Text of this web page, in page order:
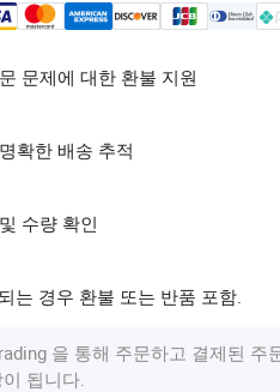
문제에 대한 환불 지원
확한 배송 추적
수량 확인
는 경우 환불 또는 반품 포함.
을 통해 주문하고 결제된 주
됩니다.